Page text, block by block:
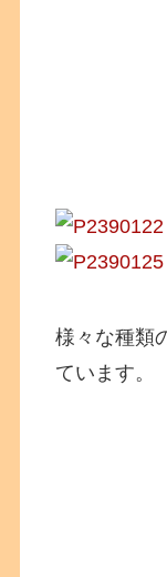
様々な種類
ています。